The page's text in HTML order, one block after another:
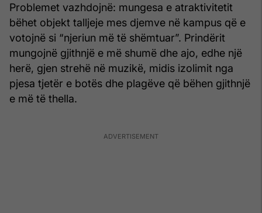
Problemet vazhdojnë: mungesa e atraktivitetit
bëhet objekt talljeje mes djemve në kampus që e
votojnë si “njeriun më të shëmtuar”. Prindërit
mungojnë gjithnjë e më shumë dhe ajo, edhe një
herë, gjen strehë në muzikë, midis izolimit nga
pjesa tjetër e botës dhe plagëve që bëhen gjithnjë
e më të thella.